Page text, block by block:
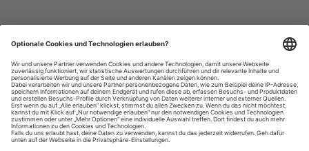
Datenschutzhinweise
Impressum
Privatsphäre-Einstellungen